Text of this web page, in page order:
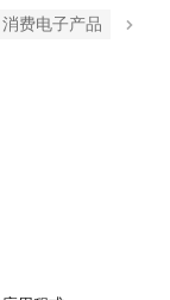
消费电子产品